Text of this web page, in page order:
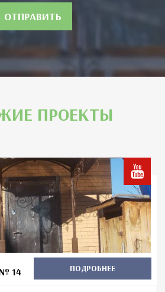
ОТПРАВИТЬ
ПРОЕКТЫ
14
ПОДРОБНЕЕ